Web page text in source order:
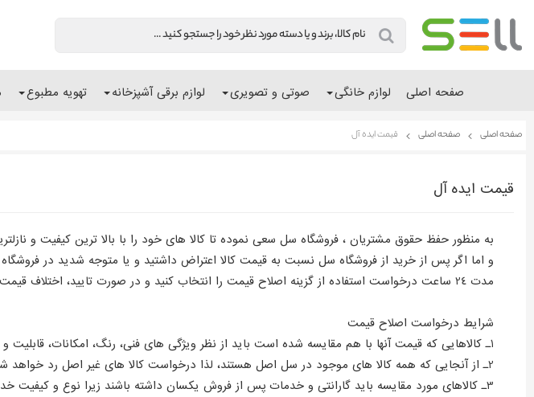
صفحه اصلی لوازم خانگی صوتی و تصویری لوازم برقی آشپزخانه تهویه مطبوع
صفحه اصلی صفحه اصلی قیمت ایده آل
قیمت ایده آل
به منظور حفظ حقوق مشتریان ، فروشگاه سل سعی نموده تا کالا های خود را با بالا ترین کیفیت و
و اما اگر پس از خرید از فروشگاه سل نسبت به قیمت کالا اعتراض داشتید و یا متوجه شدید در
مدت 24 ساعت درخواست استفاده از گزینه اصلاح قیمت را انتخاب کنید و در صورت تایید، اختلاف قیمت به شما عودت داده می شود.
شرایط درخواست اصلاح قیمت
1ـ کالاهایی که قیمت آنها با هم مقایسه شده است باید از نظر ویژگی های فنی، رنگ، امکانات، قابلیت و مدت زمان گارانتی و .... یکسان باشند.
2ـ از آنجایی که همه کالا های موجود در سل اصل هستند، لذا درخواست کالا های غیر اصل رد خواهد شد.
3ـ کالاهای مورد مقایسه باید گارانتی و خدمات پس از فروش یکسان داشته باشند زیرا نوع و کیفیت خدمات گارانتی بر قیمت اثر می گذارد .